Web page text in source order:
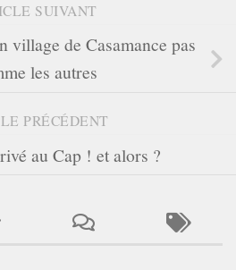
SUIVANT
de Casamance pas
les autres
PRÉCÉDENT
au Cap ! et alors ?